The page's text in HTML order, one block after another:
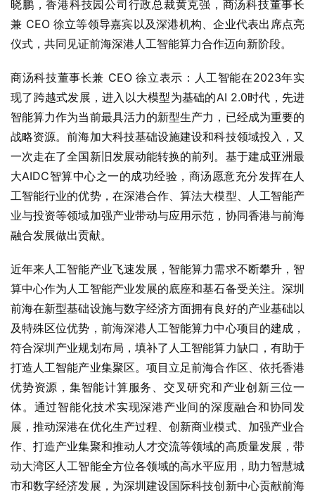
晓鹏，香港科技园公司行政总裁黄克强，商汤科技董事长
兼 CEO 徐立等领导嘉宾以及深港机构、企业代表出席点亮
仪式，共同见证前海深港人工智能算力合作迈向新阶段。
商汤科技董事长兼 CEO 徐立表示：人工智能在2023年实
现了跨越式发展，进入以大模型为基础的AI 2.0时代，先进
智能算力作为当前最具活力的新型生产力，已经成为重要的
战略资源。前海加大科技基础设施建设和科技领域投入，又
一次走在了全国新旧发展动能转换的前列。基于建成亚洲最
大AIDC智算中心之一的成功经验，商汤愿意充分发挥在人
工智能行业的优势，在深港合作、算法大模型、人工智能产
业与投资等领域加强产业带动与应用示范，协同香港与前海
融合发展做出贡献。
近年来人工智能产业飞速发展，智能算力需求不断攀升，智
算中心作为人工智能产业发展的底座和基石备受关注。深圳
前海在新型基础设施与数字经济方面拥有良好的产业基础以
及特殊区位优势，前海深港人工智能算力中心项目的建成，
符合深圳产业规划布局，填补了人工智能算力缺口，有助于
打造人工智能产业集聚区。项目立足前海合作区、依托香港
优势资源，集智能计算服务、交叉研究和产业创新三位一
体。通过智能化技术实现深港产业间的深度融合和协同发
展，推动深港在优化生产过程、创新商业模式、加强产业合
作、打造产业集聚和推动人才交流等领域的高质量发展，带
动大湾区人工智能全方位各领域的高水平应用，助力智慧城
市和数字经济发展，为深圳建设国际科技创新中心贡献前海